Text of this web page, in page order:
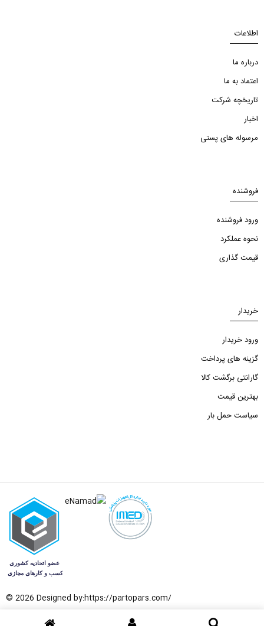
اطلاعات
درباره ما
اعتماد به ما
تاریخچه شرکت
اخبار
مرسوله های پستی
فروشنده
ورود فروشنده
نحوه عملکرد
قیمت گذاری
خریدار
ورود خریدار
گزینه های پرداخت
گارانتی برگشت کالا
بهترین قیمت
سیاست حمل بار
© 2026 Designed by:https://partopars.com/